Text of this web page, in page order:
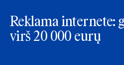
Reklama internete:
virš 20 000 eurų